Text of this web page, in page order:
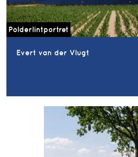
Polderlintportret
Evert van der Vlugt